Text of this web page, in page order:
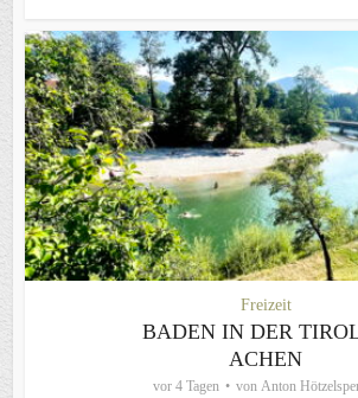
Freizeit
BADEN IN DER
ACHEN
vor 4 Tagen von Anton